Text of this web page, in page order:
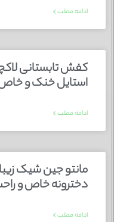
ادامه مطلب »
استایل خنک و
ادامه مطلب »
دخترونه خاص و
ادامه مطلب »